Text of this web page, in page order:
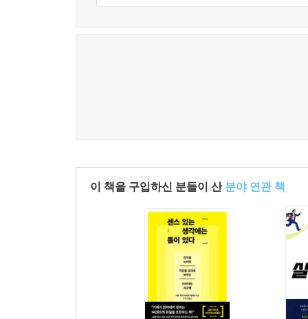
이 책을 구입하신 분들이 산 분야 연관 책